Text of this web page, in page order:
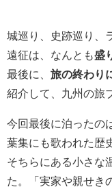
城巡り、史跡巡り、
遠征は、なんとも盛
最後に、 旅の終わり
紹介して、九州の旅
今回最後に泊ったの
葉集にも歌われた歴
そちらにある小さな
た。「実家や親せき